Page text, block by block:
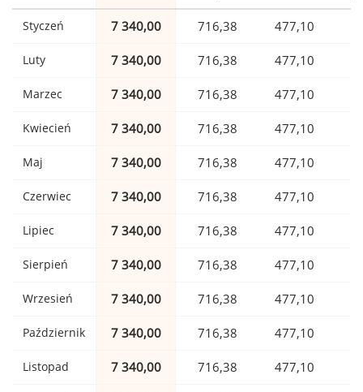
Styczeń 7 340,00 716,38 477,10
Luty 7 340,00 716,38 477,10
Marzec 7 340,00 716,38 477,10
Kwiecień 7 340,00 716,38 477,10
Maj 7 340,00 716,38 477,10
Czerwiec 7 340,00 716,38 477,10
Lipiec 7 340,00 716,38 477,10
Sierpień 7 340,00 716,38 477,10
Wrzesień 7 340,00 716,38 477,10
Październik 7 340,00 716,38 477,10
Listopad 7 340,00 716,38 477,10